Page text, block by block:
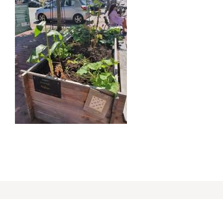
Impressionen
Über uns
SUCHE
NACH: